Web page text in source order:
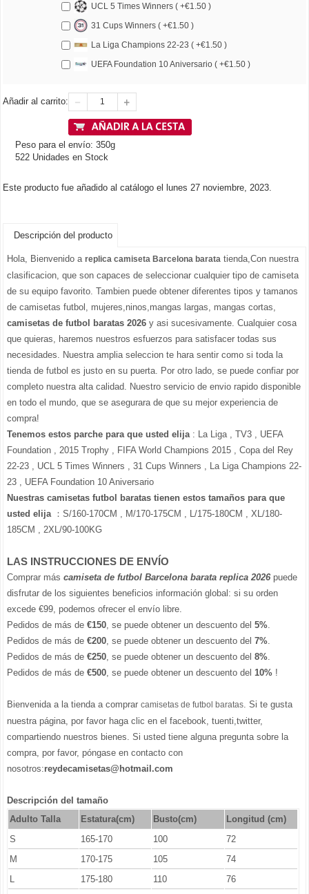
UCL 5 Times Winners ( +€1.50 )
31 Cups Winners ( +€1.50 )
La Liga Champions 22-23 ( +€1.50 )
UEFA Foundation 10 Aniversario ( +€1.50 )
Añadir al carrito:
Peso para el envío: 350g
522 Unidades en Stock
Este producto fue añadido al catálogo el lunes 27 noviembre, 2023.
Descripción del producto
Hola, Bienvenido a replica camiseta Barcelona barata tienda,Con nuestra
clasificacion, que son capaces de seleccionar cualquier tipo de camiseta
de su equipo favorito. Tambien puede obtener diferentes tipos y tamanos
de camisetas futbol, mujeres,ninos,mangas largas, mangas cortas,
camisetas de futbol baratas 2026 y asi sucesivamente. Cualquier cosa
que quieras, haremos nuestros esfuerzos para satisfacer todas sus
necesidades. Nuestra amplia seleccion te hara sentir como si toda la
tienda de futbol es justo en su puerta. Por otro lado, se puede confiar por
completo nuestra alta calidad. Nuestro servicio de envio rapido disponible
en todo el mundo, que se asegurara de que su mejor experiencia de
compra!
Tenemos estos parche para que usted elija: La Liga , TV3 , UEFA
Foundation , 2015 Trophy , FIFA World Champions 2015 , Copa del Rey
22-23 , UCL 5 Times Winners , 31 Cups Winners , La Liga Champions 22-
23 , UEFA Foundation 10 Aniversario
Nuestras camisetas futbol baratas tienen estos tamaños para que
usted elija：S/160-170CM , M/170-175CM , L/175-180CM , XL/180-
185CM , 2XL/90-100KG
LAS INSTRUCCIONES DE ENVÍO
Comprar más camiseta de futbol Barcelona barata replica 2026 puede
disfrutar de los siguientes beneficios información global: si su orden
excede €99, podemos ofrecer el envío libre.
Pedidos de más de €150, se puede obtener un descuento del 5%.
Pedidos de más de €200, se puede obtener un descuento del 7%.
Pedidos de más de €250, se puede obtener un descuento del 8%.
Pedidos de más de €500, se puede obtener un descuento del 10% !
Bienvenida a la tienda a comprar camisetas de futbol baratas. Si te gusta
nuestra página, por favor haga clic en el facebook, tuenti,twitter,
compartiendo nuestros bienes. Si usted tiene alguna pregunta sobre la
compra, por favor, póngase en contacto con
nosotros:reydecamisetas@hotmail.com
Descripción del tamaño
Adulto Talla
Estatura(cm) Busto(cm)
Longitud (cm)
S
165-170 100
72
M
170-175 105
74
L
175-180 110 76